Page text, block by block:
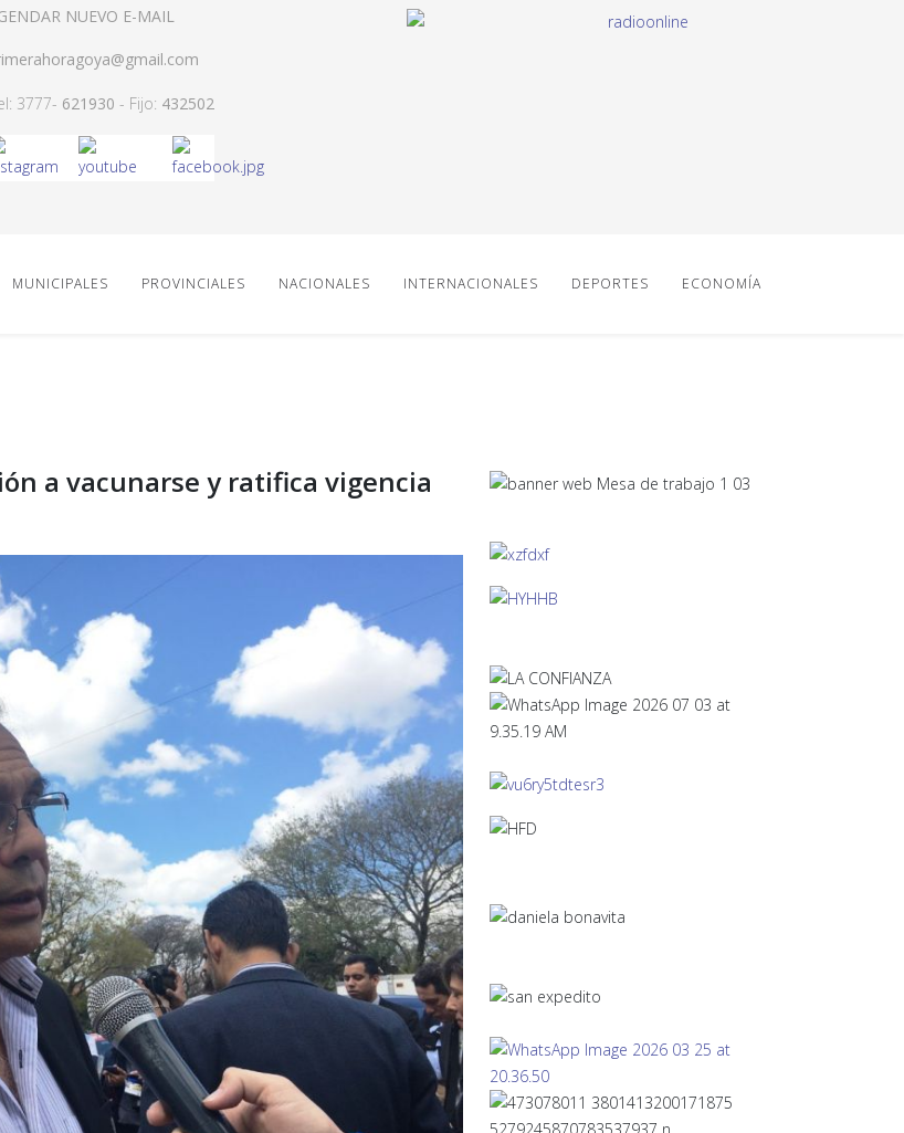
NUEVO E-MAIL
3777- 621930 - Fijo: 432502
MUNICIPALES PROVINCIALES NACIONALES INTERNACIONALES DEPORTES ECONOMÍA
a vacunarse y ratifica vigencia